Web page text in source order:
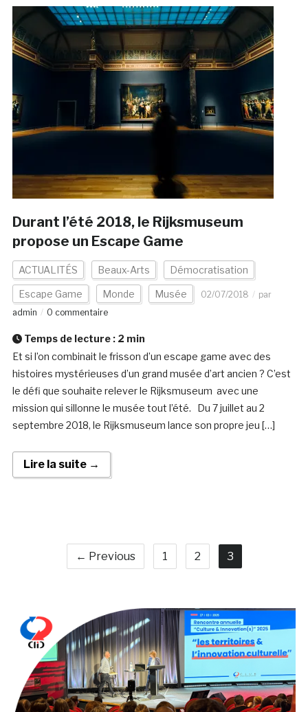
Durant l’été 2018, le Rijksmuseum
propose un Escape Game
ACTUALITÉS Beaux-Arts Démocratisation
Escape Game Monde Musée 02/07/2018
par
admin
0 commentaire
Temps de lecture : 2 min
Et si l’on combinait le frisson d’un escape game avec des
histoires mystérieuses d’un grand musée d’art ancien ? C’est
le défi que souhaite relever le Rijksmuseum avec une
mission qui sillonne le musée tout l’été. Du 7 juillet au 2
septembre 2018, le Rijksmuseum lance son propre jeu […]
Lire la suite →
← Previous 1 2 3